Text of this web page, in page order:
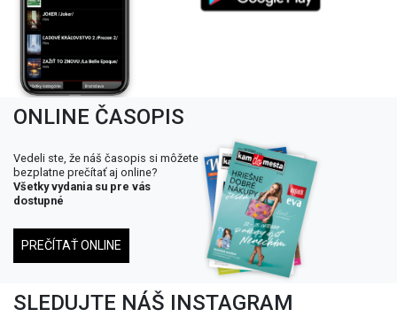
ONLINE ČASOPIS
Vedeli ste, že náš časopis si môžete
bezplatne prečítať aj online?
Všetky vydania su pre vás
dostupné
PREČÍTAŤ ONLINE
SLEDUJTE NÁŠ INSTAGRAM